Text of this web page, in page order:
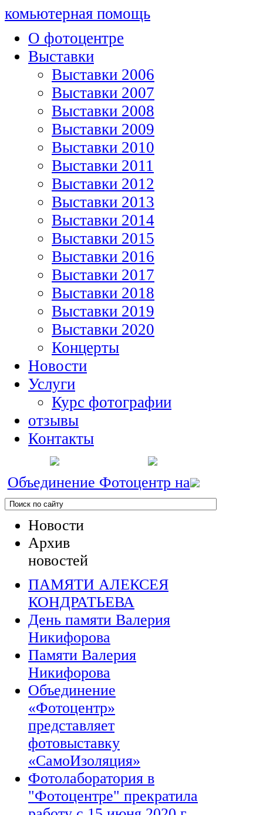
комьютерная помощь
О фотоцентре
Выставки
Выставки 2006
Выставки 2007
Выставки 2008
Выставки 2009
Выставки 2010
Выставки 2011
Выставки 2012
Выставки 2013
Выставки 2014
Выставки 2015
Выставки 2016
Выставки 2017
Выставки 2018
Выставки 2019
Выставки 2020
Концерты
Новости
Услуги
Курс фотографии
отзывы
Контакты
Объединение Фотоцентр на
Новости
Архив
новостей
ПАМЯТИ АЛЕКСЕЯ
КОНДРАТЬЕВА
День памяти Валерия
Никифорова
Памяти Валерия
Никифорова
Объединение
«Фотоцентр»
представляет
фотовыставку
«СамоИзоляция»
Фотолаборатория в
"Фотоцентре" прекратила